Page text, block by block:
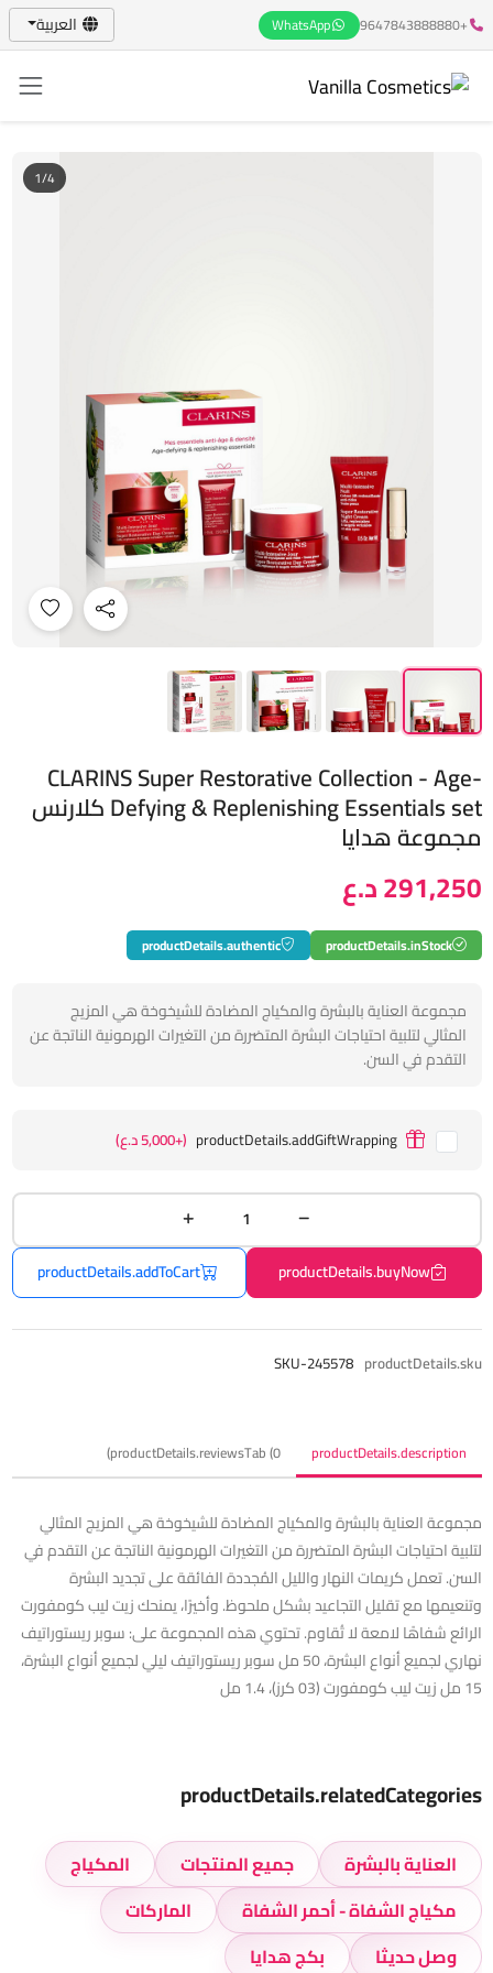
+9647843888880
WhatsApp العربية
1/4
CLARINS Super Restorative Collection - Age-
Defying & Replenishing Essentials set كلارنس
مجموعة هدايا
291,250 د.ع
productDetails.inStock
productDetails.authentic
مجموعة العناية بالبشرة والمكياج المضادة للشيخوخة هي المزيج
المثالي لتلبية احتياجات البشرة المتضررة من التغيرات الهرمونية الناتجة عن
التقدم في السن.
productDetails.addGiftWrapping (+5,000 د.ع)
productDetails.buyNow
productDetails.addToCart
productDetails.sku
SKU-245578
productDetails.description
productDetails.reviewsTab (0)
مجموعة العناية بالبشرة والمكياج المضادة للشيخوخة هي المزيج المثالي
لتلبية احتياجات البشرة المتضررة من التغيرات الهرمونية الناتجة عن التقدم في
السن. تعمل كريمات النهار والليل المُجددة الفائقة على تجديد البشرة
وتنعيمها مع تقليل التجاعيد بشكل ملحوظ. وأخيرًا، يمنحك زيت ليب كومفورت
الرائع شفاهًا لامعة لا تُقاوم. تحتوي هذه المجموعة على: سوبر ريستوراتيف
نهاري لجميع أنواع البشرة، 50 مل سوبر ريستوراتيف ليلي لجميع أنواع البشرة،
15 مل زيت ليب كومفورت (03 كرز)، 1.4 مل
productDetails.relatedCategories
العناية بالبشرة جميع المنتجات
المكياج
مكياج الشفاة - أحمر الشفاة
الماركات
وصل حديثا
بكج هدايا